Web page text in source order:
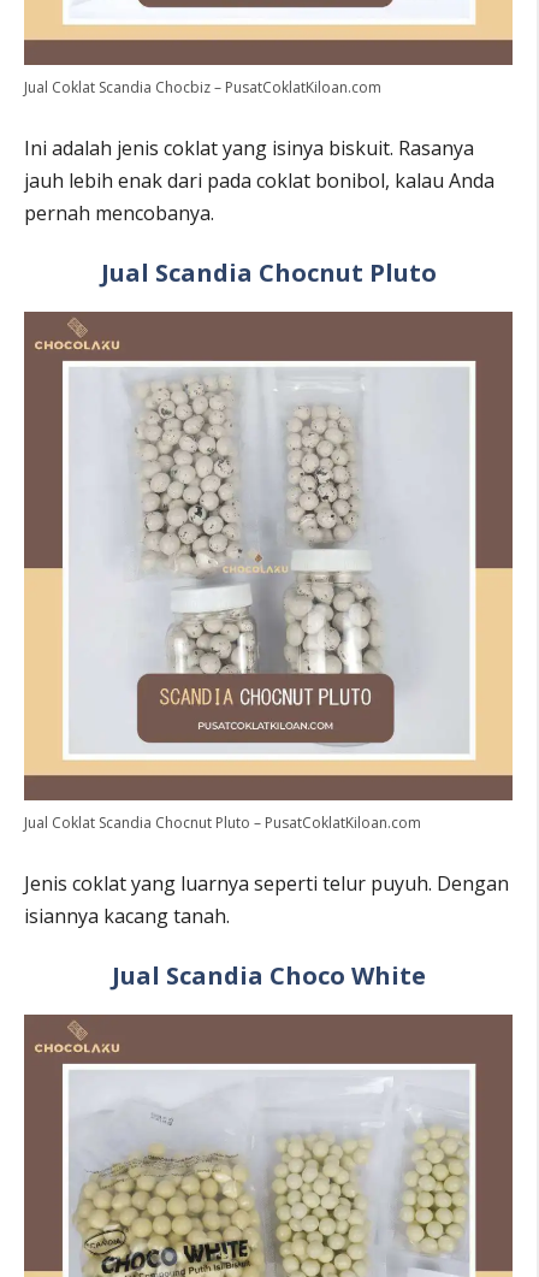
Jual Coklat Scandia Chocbiz – PusatCoklatKiloan.com
Ini adalah jenis coklat yang isinya biskuit. Rasanya
jauh lebih enak dari pada coklat bonibol, kalau Anda
pernah mencobanya.
Jual Scandia Chocnut Pluto
Jual Coklat Scandia Chocnut Pluto – PusatCoklatKiloan.com
Jenis coklat yang luarnya seperti telur puyuh. Dengan
isiannya kacang tanah.
Jual Scandia Choco White